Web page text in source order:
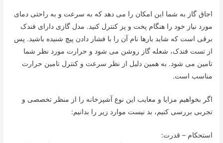
اجاق گاز به شما این امکان را می دهد که به سرعت و به راحتی دمای
مورد نیاز خود را هنگام پخت و پز کنترل کنید. مدل گازی دارای فندک
برقی است که شاید بارها نام آن را با فشار دادن پیچ شنیده باشید. پس
از تست فندک، شعله گاز روشن می شود و حرارت مورد نظر شما
تامین می شود. به همین دلیل از نظر سرعت و کنترل تامین حرارت
مناسب است.
اگر بخواهیم مزایا و معایب این نوع آشپزخانه را از منظر تخصصی و
تجربی بررسی کنیم، بد نیست موارد زیر را بدانیم:
استحکام – قدرت: